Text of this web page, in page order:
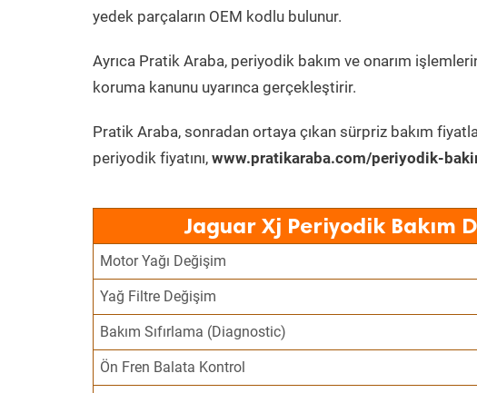
yedek parçaların OEM kodlu bulunur.
Ayrıca Pratik Araba, periyodik bakım ve onarım
koruma kanunu uyarınca gerçekleştirir.
Pratik Araba, sonradan ortaya çıkan sürpriz bakım
periyodik fiyatını, www.pratikaraba.com/periyodik-
Jaguar Xj Periyodik Bakım
Motor Yağı Değişim
Yağ Filtre Değişim
Bakım Sıfırlama (Diagnostic)
Ön Fren Balata Kontrol